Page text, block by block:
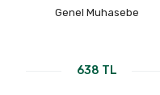
Genel Muhasebe
638 TL